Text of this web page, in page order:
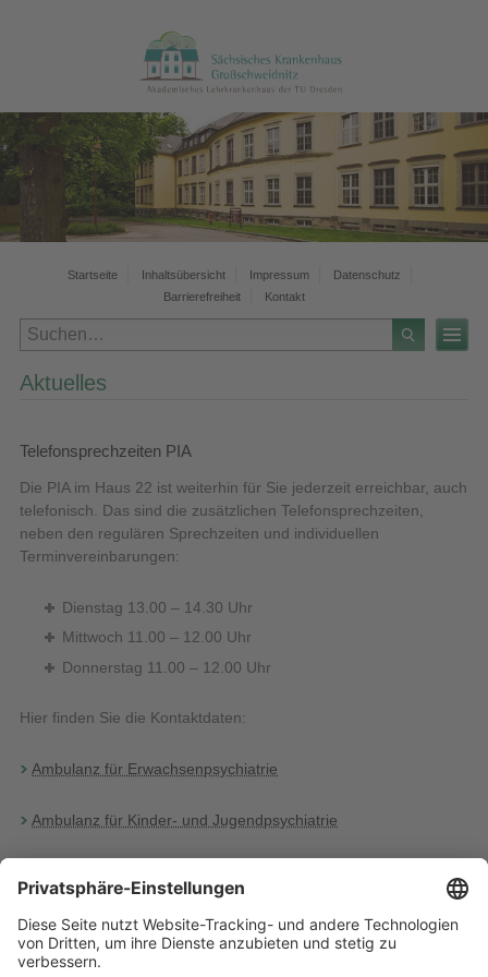
Startseite Inhaltsübersicht Impressum
Datenschutz
Barrierefreiheit
Kontakt
Aktuelles
Telefonsprechzeiten PIA
Die PIA im Haus 22 ist weiterhin für Sie jederzeit erreichbar, auch
telefonisch. Das sind die zusätzlichen Telefonsprechzeiten,
neben den regulären Sprechzeiten und individuellen
Terminvereinbarungen:
Dienstag 13.00 – 14.30 Uhr
Mittwoch 11.00 – 12.00 Uhr
Donnerstag 11.00 – 12.00 Uhr
Hier finden Sie die Kontaktdaten:
Ambulanz für Erwachsenpsychiatrie
Ambulanz für Kinder- und Jugendpsychiatrie
Fehlermeldung kommen, dass die Nummer nicht erreichbar ist.
Bitte versuchen Sie dann erneut zu einem späteren Zeitpunkt.
20.04.2021